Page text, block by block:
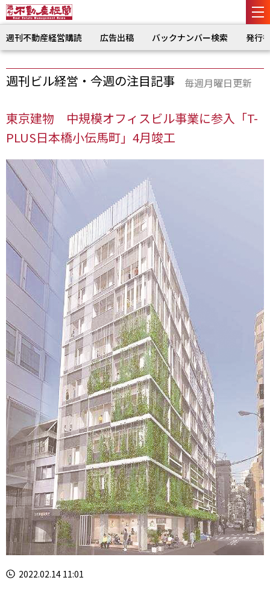
週刊不動産経営購読 広告出稿 バックナンバー検索 発行
週刊ビル経営・今週の注目記事 毎週月曜日更新
東京建物 中規模オフィスビル事業に参入「T-
PLUS日本橋小伝馬町」4月竣工
2022.02.14 11:01